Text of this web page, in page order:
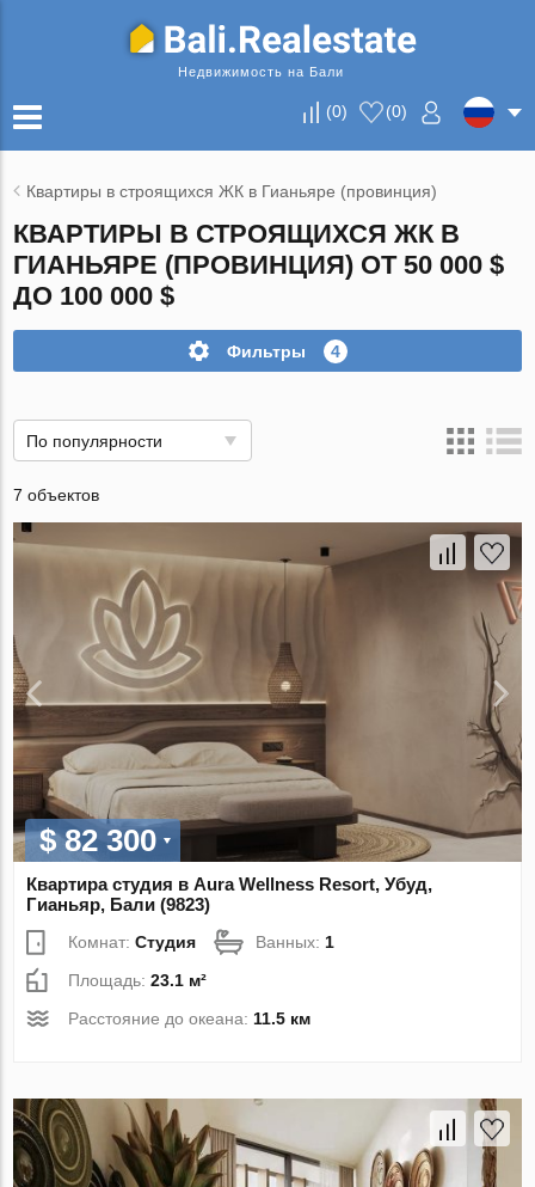
Недвижимость на Бали
(0) (0)
Квартиры в строящихся ЖК в Гианьяре (провинция)
КВАРТИРЫ В СТРОЯЩИХСЯ ЖК В
ГИАНЬЯРЕ (ПРОВИНЦИЯ) ОТ 50 000 $
ДО 100 000 $
Фильтры 4
По популярности
7 объектов
$ 82 300
Квартира студия в Aura Wellness Resort, Убуд,
Гианьяр, Бали (9823)
Комнат:Студия Ванных: 1
Площадь:23.1 м²
Расстояние до океана: 11.5 км